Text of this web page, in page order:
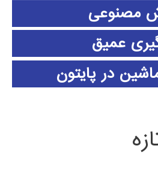
مصنوعی
عمیق
در پایتون